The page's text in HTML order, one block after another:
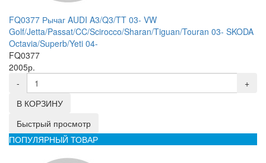
FQ0377 Рычаг AUDI A3/Q3/TT 03- VW
Golf/Jetta/Passat/CC/Scirocco/Sharan/Tiguan/Touran 03- SKODA
Octavia/Superb/Yeti 04-
FQ0377
2005р.
-
+
В КОРЗИНУ
Быстрый просмотр
ПОПУЛЯРНЫЙ ТОВАР